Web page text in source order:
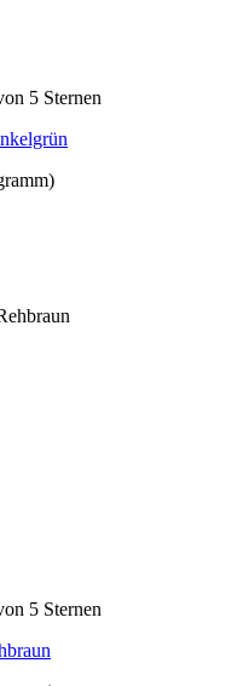
5 Sternen
5 Sternen